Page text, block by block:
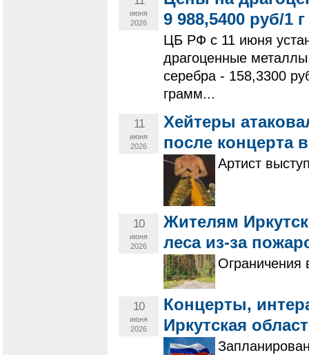
июня
2026
9 988,5400 руб/1
ЦБ РФ с 11 июня
драгоценные
серебра - 158,3300
грамм...
11
июня
2026
Хейтеры
после концерта
Артист
10
июня
2026
Жителям
леса из-за
Ограничения
10
июня
2026
Концерты,
Иркутская